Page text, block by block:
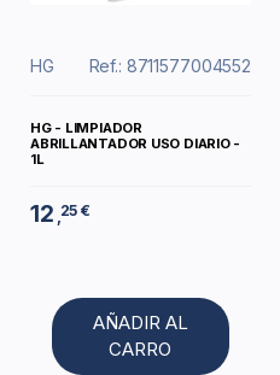
HG Ref.: 8711577004552
HG - LIMPIADOR
ABRILLANTADOR USO DIARIO -
1L
12 25 €
AÑADIR AL
CARRO